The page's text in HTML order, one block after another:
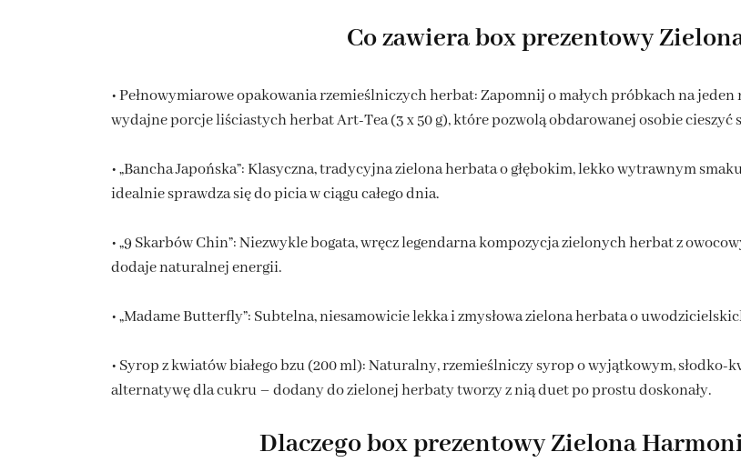
Co zawiera box prezentowy
• Pełnowymiarowe opakowania rzemieślniczych herbat: Zapomnij o małych próbkach na
wydajne porcje liściastych herbat Art-Tea (3 x 50 g), które pozwolą obdarowanej osobie cieszyć
• „Bancha Japońska”: Klasyczna, tradycyjna zielona herbata o głębokim, lekko wytrawnym
idealnie sprawdza się do picia w ciągu całego dnia.
• „9 Skarbów Chin”: Niezwykle bogata, wręcz legendarna kompozycja zielonych herbat z
dodaje naturalnej energii.
• „Madame Butterfly”: Subtelna, niesamowicie lekka i zmysłowa zielona herbata o
• Syrop z kwiatów białego bzu (200 ml): Naturalny, rzemieślniczy syrop o wyjątkowym,
alternatywę dla cukru – dodany do zielonej herbaty tworzy z nią duet po prostu doskonały.
Dlaczego box prezentowy Zielona